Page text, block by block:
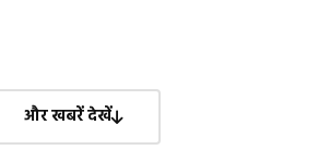
और खबरें देखें